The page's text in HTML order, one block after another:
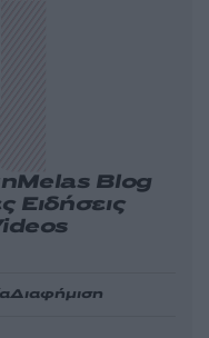
Melas Blog
Ειδήσεις
Διαφήμιση